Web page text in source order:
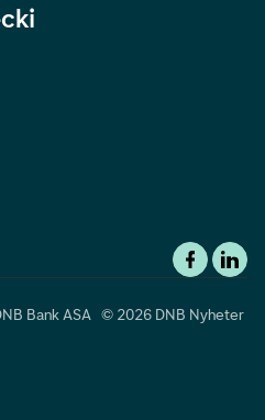
Bank ASA © 2026 DNB Nyheter